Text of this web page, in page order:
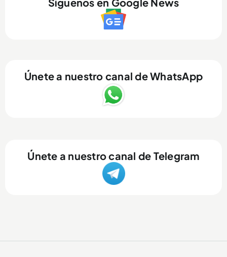
Únete a nuestro canal de WhatsApp
Únete a nuestro canal de Telegram